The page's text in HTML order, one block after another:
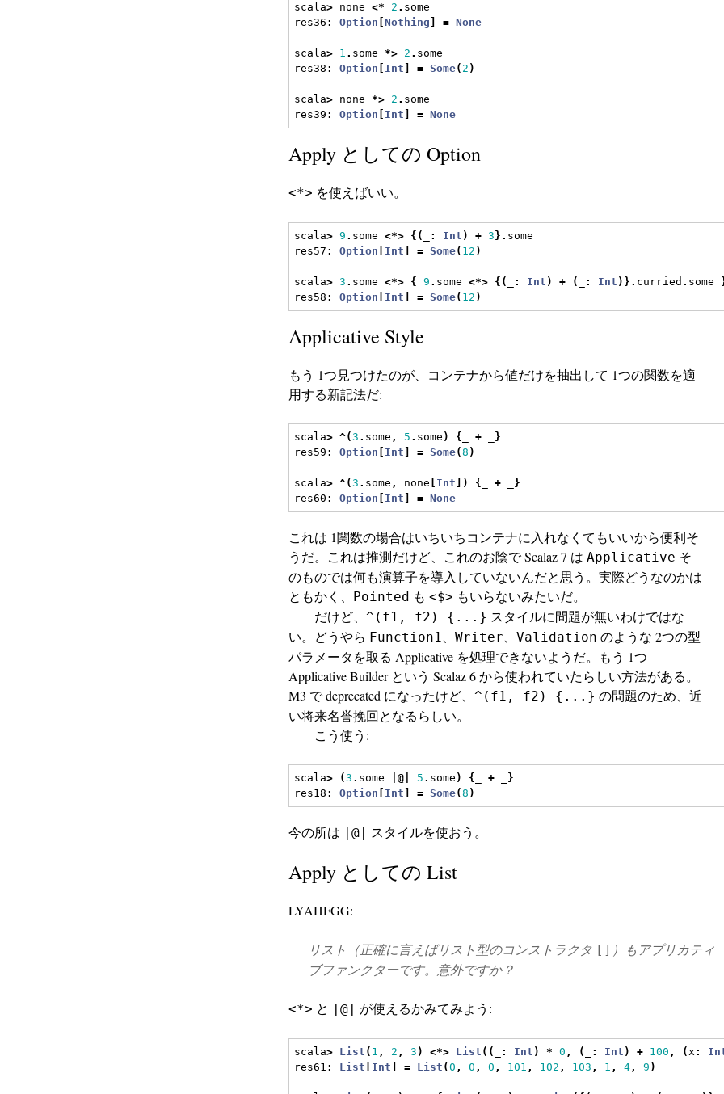
scala> none <* 2 . some
res36 : Option [Nothing = None
scala> 1 . some *> 2 . some
res38 : Option Int = Some( 2 )
scala> none *> 2 . some
res39 : Option Int = None
Apply としての Option
<*> を使えばいい。
scala> 9 . some <*> {( : Int ) + 3 }. some
res57 : Option Int = Some( 12 )
scala> 3 . some <*> { 9 . some <*> {( : Int ) + ( : Int )}. curried . some
res58 : Option Int = Some( 12 )
Applicative Style
もう 1つ見つけたのが、コンテナから値だけを抽出して 1つの関数を適
用する新記法だ:
scala> ^(3 . some , 5 . some ) { _ +
}
res59 : Option Int = Some(8 )
scala> ^(3 . some , none Int ]) { _ +
}
res60 : Option Int = None
これは 1関数の場合はいちいちコンテナに入れなくてもいいから便利そ
うだ。これは推測だけど、これのお陰で Scalaz 7 は Applicative そ
のものでは何も演算子を導入していないんだと思う。実際どうなのかは
ともかく、
Pointed も <$> もいらないみたいだ。
だけど、 ^(f1, f2) {...} スタイルに問題が無いわけではな
い。どうやら Function1 Writer Validation のような 2つの型
パラメータを取る Applicative を処理できないようだ。もう 1つ
Applicative Builder という Scalaz 6 から使われていたらしい方法がある。
M3 で deprecated になったけど、 ^(f1, f2) {...} の問題のため、近
い将来名誉挽回となるらしい。
こう使う:
scala> (3 . some |@| 5 . some ) { _ +
}
res18 : Option Int = Some(8 )
今の所は |@| スタイルを使おう。
Apply としての List
LYAHFGG:
リスト（正確に言えばリスト型のコンストラクタ [] ）もアプリカティ
ブファンクターです。意外ですか？
<*> と |@| が使えるかみてみよう:
scala> List ( 1 , 2 , 3 ) <*> List (( : Int ) * 0 , ( : Int ) + 100 , (x :
res61 : List Int = List (0 , 0 , 0 , 101 , 102 , 103 , 1 , 4, 9 )